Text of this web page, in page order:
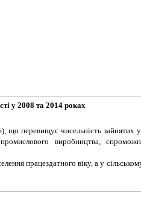
у 2008 та 2014 роках
що перевищує чисельність
виробництва,
працездатного віку, а у